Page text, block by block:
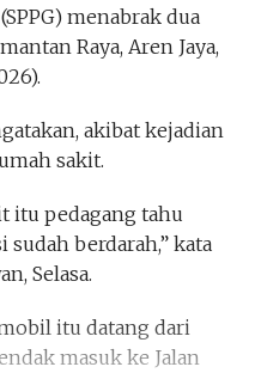
menabrak dua
Raya, Aren Jaya,
akibat kejadian
sakit.
itu pedagang tahu
berdarah,” kata
Selasa.
itu datang dari
masuk ke Jalan